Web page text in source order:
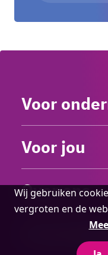
Cookie
melding
Wij gebruiken
vergroten en de
Voor
Voor jou
Over ons